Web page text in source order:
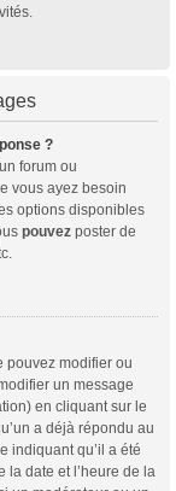
?
forum ou
vous ayez besoin
options disponibles
pouvez poster de
pouvez modifier ou
un message
en cliquant sur le
a déjà répondu au
indiquant qu’il a été
la date et l’heure de la